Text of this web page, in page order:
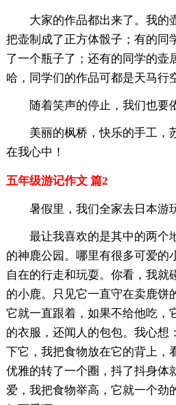
大家的作品都出来了。我的
把壶制成了正方体骰子；有的同
了一个瓶子了；还有的同学的壶
哈，同学们的作品可都是天马行
随着笑声的停止，我们也要
美丽的枫桥，快乐的手工，
在我心中！
五年级游记作文 篇2
暑假里，我们全家去日本游
最让我喜欢的是其中的两个
的神鹿公园。哪里有很多可爱的
自在的行走和玩耍。你看，我就
的小鹿。只见它一直守在卖鹿饼
它就一直跟着，如果不给他吃，
的衣服，还闻人的包包。我心想
下它，我把食物放在它的背上，
优雅的转了一个圈，抖了抖身体
爱，我把食物举高，它就一个劲